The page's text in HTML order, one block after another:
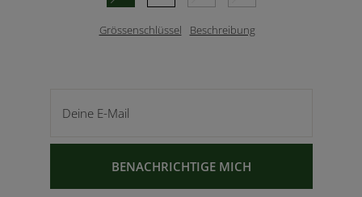
Grössenschlüssel Beschreibung
BENACHRICHTIGE MICH